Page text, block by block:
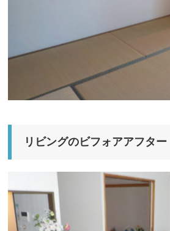
リビングのビフォアアフター